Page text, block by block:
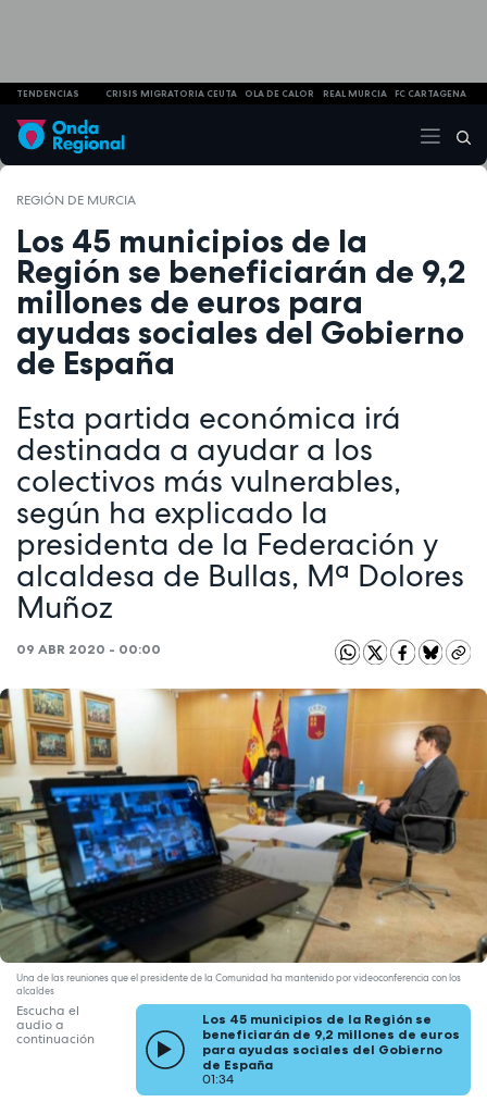
TENDENCIAS CRISIS MIGRATORIA CEUTA OLA DE CALOR REAL MURCIA FC CARTAGENA
REGIÓN DE MURCIA
Los 45 municipios de la
Región se beneficiarán de 9,2
millones de euros para
ayudas sociales del Gobierno
de España
Esta partida económica irá
destinada a ayudar a los
colectivos más vulnerables,
según ha explicado la
presidenta de la Federación y
alcaldesa de Bullas, Mª Dolores
Muñoz
09 ABR 2020 - 00:00
Una de las reuniones que el presidente de la Comunidad ha mantenido por videoconferencia con los
alcaldes
Escucha el
audio a
continuación
Los 45 municipios de la Región se
beneficiarán de 9,2 millones de euros
para ayudas sociales del Gobierno
de España
01:34